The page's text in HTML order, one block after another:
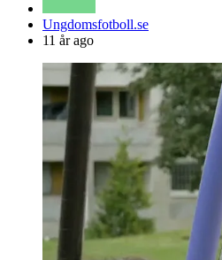
Posted
by
Ungdomsfotboll.se
11 år ago